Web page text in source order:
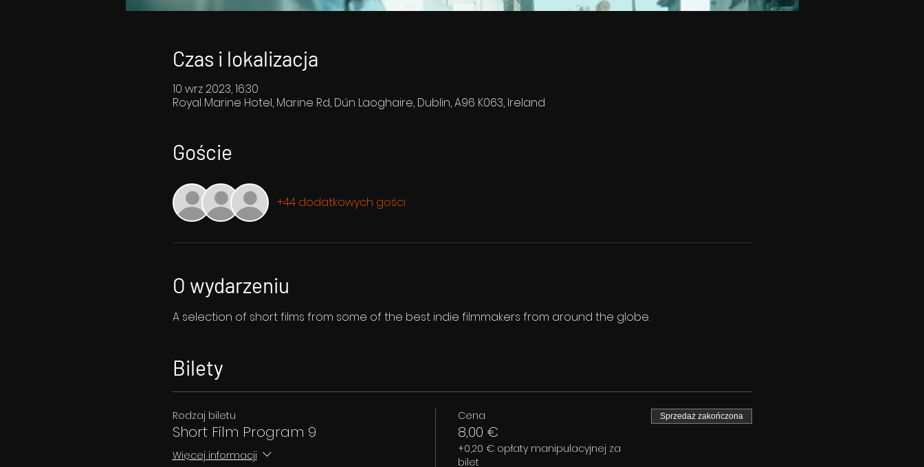
Czas i lokalizacja
10 wrz 2023, 16:30
Royal Marine Hotel, Marine Rd, Dún Laoghaire, Dublin, A96 K063, Ireland
Goście
+44 dodatkowych gości
O wydarzeniu
A selection of short films from some of the best indie filmmakers from around the globe.
Bilety
Rodzaj biletu
Short Film Program 9
Więcej informacji
Cena
8,00 €
+0,20 € opłaty manipulacyjnej za
bilet
Sprzedaż zakończona